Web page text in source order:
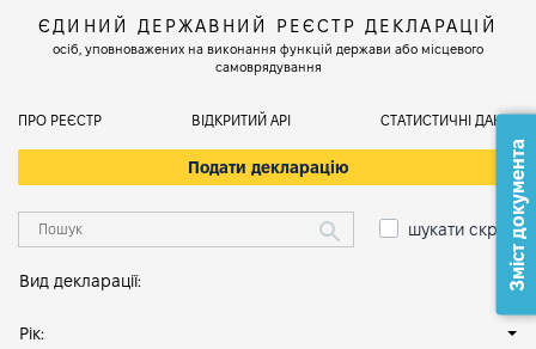
ЄДИНИЙ ДЕРЖАВНИЙ РЕЄСТР ДЕКЛАРАЦІЙ
осіб, уповноважених на виконання функцій держави або місцевого
самоврядування
ПРО РЕЄСТР ВІДКРИТИЙ АРІ СТАТИСТИЧНІ ДАНІ
Подати декларацію
шукати скрізь
Вид декларації:
Рік:
Зміст документа